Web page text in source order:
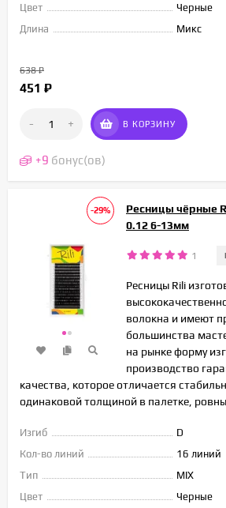
Цвет
Черные
Длина
Микс
638₽
451 ₽
- + В КОРЗИНУ
+9 бонус(ов)
-29%
Ресницы чёрные
0.12 6-13мм
1
Ресницы Rili
волокна и имеют
большинства
на рынке форму
производство
качества, которое отличается
одинаковой толщиной в палетке,
Изгиб
D
Кол-во линий
16 линий
Тип
MIX
Цвет
Черные